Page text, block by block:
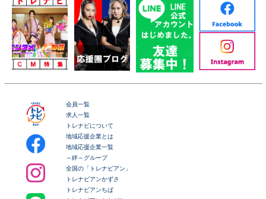
会員一覧
求人一覧
トレナビについて
地域応援企業とは
地域応援企業一覧
～絆～グループ
全国の「トレナビアン」
トレナビアンかずさ
トレナビアンちば